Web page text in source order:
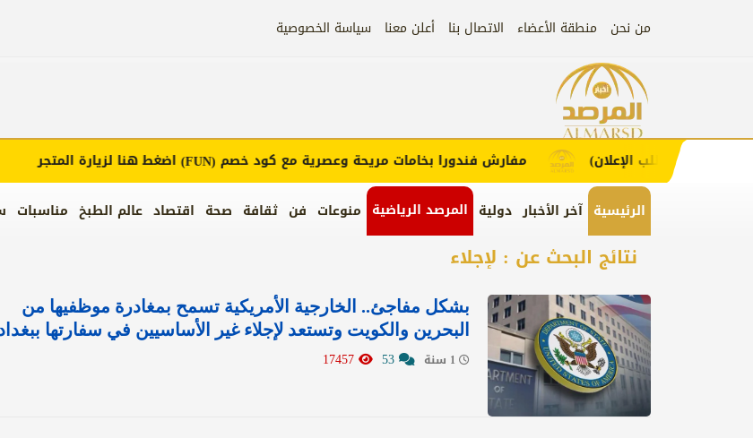
من نحن منطقة الأعضاء الاتصال بنا أعلن معنا سياسة الخصوصية
الرئيسية آخر الأخبار دولية المرصد الرياضية منوعات فن ثقافة صحة اقتصاد عالم الطبخ مناسبات
مفارش فندورا بخامات مريحة وعصرية مع كود خصم (FUN) اضغط هنا لزيارة المتجر (اضغط لطلب الإعلان)
نتائج البحث عن : لإجلاء
بشكل مفاجئ.. الخارجية الأمريكية تسمح بمغادرة موظفيها من
البحرين والكويت وتستعد لإجلاء غير الأساسيين في سفارتها